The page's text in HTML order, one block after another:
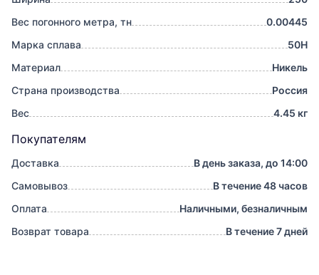
Вес погонного метра, тн
0.00445
Марка сплава
50Н
Материал
Никель
Страна производства
Россия
Вес
4.45 кг
Покупателям
Доставка
В день заказа, до 14:00
Самовывоз
В течение 48 часов
Оплата
Наличными, безналичным
Возврат товара
В течение 7 дней